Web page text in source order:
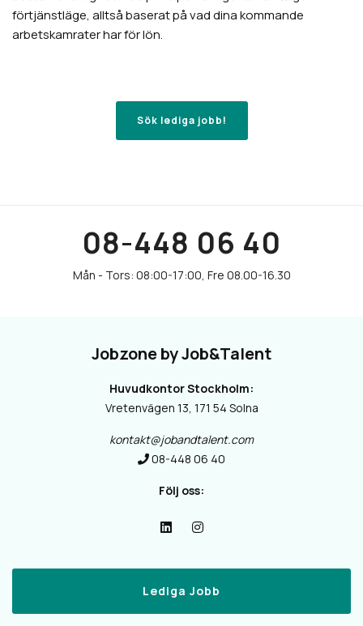
förtjänstläge, alltså baserat på vad dina kommande
arbetskamrater har för lön.
Sök lediga jobb!
08-448 06 40
Jobzone by Job&Talent
Huvudkontor Stockholm:
Vretenvägen 13, 171 54 Solna
kontakt@jobandtalent.com
08-448 06 40
Följ oss:
Lediga Jobb